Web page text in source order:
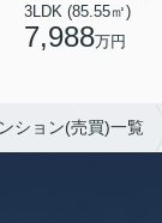
3LDK (85.55㎡)
7,988万円
ション(売買)一覧